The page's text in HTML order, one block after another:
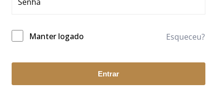
Manter logado Esqueceu?
Entrar